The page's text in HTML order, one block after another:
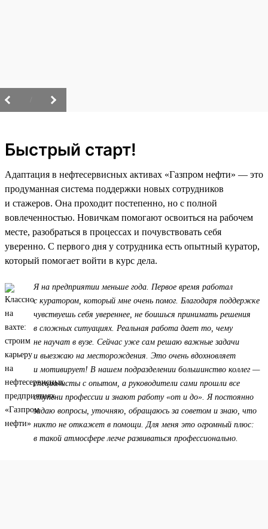
Быстрый старт!
Адаптация в нефтесервисных активах «Газпром нефти» — это
продуманная система поддержки новых сотрудников
и стажеров. Она проходит постепенно, но с полной
вовлеченностью. Новичкам помогают освоиться на рабочем
месте, разобраться в процессах и почувствовать себя
уверенно. С первого дня у сотрудника есть опытный куратор,
который помогает войти в курс дела.
Я на предприятии меньше года. Первое время работал
с куратором, который мне очень помог. Благодаря поддержке
чувствуешь себя увереннее, не боишься принимать решения
в сложных ситуациях. Реальная работа дает то, чему
не научат в вузе. Сейчас уже сам решаю важные задачи
и выезжаю на месторождения. Это очень вдохновляет
и мотивирует! В нашем подразделении большинство коллег —
специалисты с опытом, а руководители сами прошли все
ступени профессии и знают работу «от и до». Я постоянно
задаю вопросы, уточняю, обращаюсь за советом и знаю, что
никто не откажет в помощи. Для меня это огромный плюс:
в такой атмосфере легче развиваться профессионально.